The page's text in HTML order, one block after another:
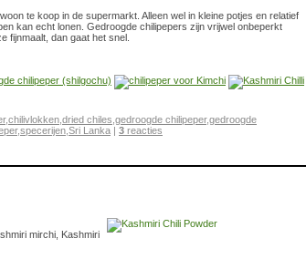
te koop in de supermarkt. Alleen wel in kleine potjes en relatief
kan echt lonen. Gedroogde chilipepers zijn vrijwel onbeperkt
fijnmaalt, dan gaat het snel.
,chilivlokken dried chiles gedroogde chilipeper,gedroogde
,specerijen Sri Lanka | 3 reacties
mirchi, Kashmiri